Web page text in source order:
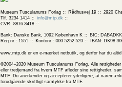
Museum Tusculanums Forlag Rådhusvej 19
2920
Tlf. 3234 1414
info@mtp.dk
CVR: 8876 8418
Bank: Danske Bank, 1092 København K
BIC:
Reg.nr.: 1551
Kontonr.: 000 5252 520 IBAN: DK98
www.mtp.dk er en e-mærket netbutik, og derfor har du
©2004–2020 Museum Tusculanums Forlag. Alle
eller tredjemand fra hvem MTF afleder sine rettigheder,
MTF. Du anerkender og accepterer yderligere, at
forudgående skriftligt samtykke fra MTF.